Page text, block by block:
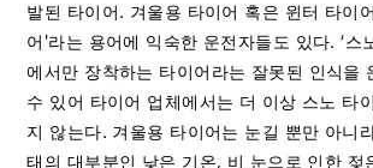
발된 타이어. 겨울용 타이어 혹은 윈터 타이
어'라는 용어에 익숙한 운전자들도 있다. ‘스
에서만 장착하는 타이어라는 잘못된 인식을
수 있어 타이어 업체에서는 더 이상 스노 타
지 않는다. 겨울용 타이어는 눈길 뿐만 아니
태의 대부분인 낮은 기온, 비 눈으로 인한 젖